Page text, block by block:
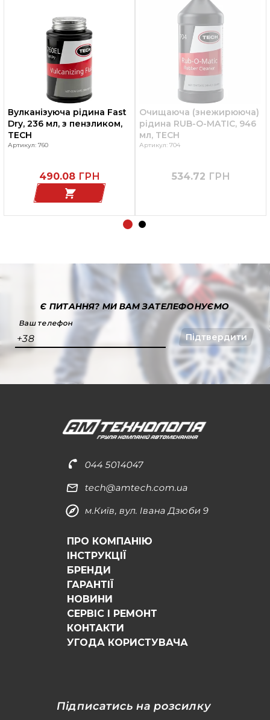
Вулканізуюча рідина Fast
Dry, 236 мл, з пензликом,
TECH
Артикул: 760
490.08 ГРН
Очищаюча (знежирююча)
рідина RUB-O-MATIC, 946
мл, TECH
Артикул: 704
534.72 ГРН
Є ПИТАННЯ?МИ ВАМ ЗАТЕЛЕФОНУЄМО
Ваш телефон
+38 Підтвердити
044 5014047
tech@amtech.com.ua
м.Київ, вул. Івана Дзюби 9
ПРО КОМПАНІЮ
ІНСТРУКЦІЇ
БРЕНДИ
ГАРАНТІЇ
НОВИНИ
СЕРВІС І РЕМОНТ
КОНТАКТИ
УГОДА КОРИСТУВАЧА
Підписатись на розсилку